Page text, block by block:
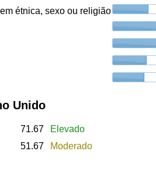
étnica, sexo ou religião
Unido
71.67
Elevado
51.67 Moderado